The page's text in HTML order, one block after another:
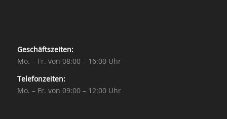
Geschäftszeiten:
Mo. – Fr. von 08:00 – 16:00 Uhr
Telefonzeiten:
Mo. – Fr. von 09:00 – 12:00 Uhr